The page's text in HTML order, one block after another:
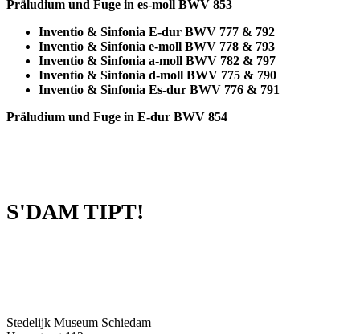
Präludium und Fuge in es-moll BWV 853
Inventio & Sinfonia E-dur BWV 777 & 792
Inventio & Sinfonia e-moll BWV 778 & 793
Inventio & Sinfonia a-moll BWV 782 & 797
Inventio & Sinfonia d-moll BWV 775 & 790
Inventio & Sinfonia Es-dur BWV 776 & 791
Präludium und Fuge in E-dur BWV 854
S'DAM TIPT!
Stedelijk Museum Schiedam